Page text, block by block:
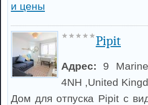
и цены
Pipit
Адрес: 9
4NH ,United
Дом для отпуска Pipit с